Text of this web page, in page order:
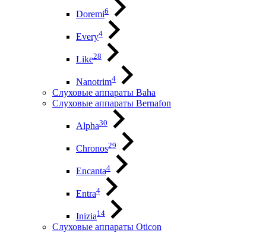
Doremi6
Every4
Like28
Nanotrim4
Слуховые аппараты Baha
Слуховые аппараты Bernafon
Alpha30
Chronos29
Encanta4
Entra4
Inizia14
Слуховые аппараты Oticon